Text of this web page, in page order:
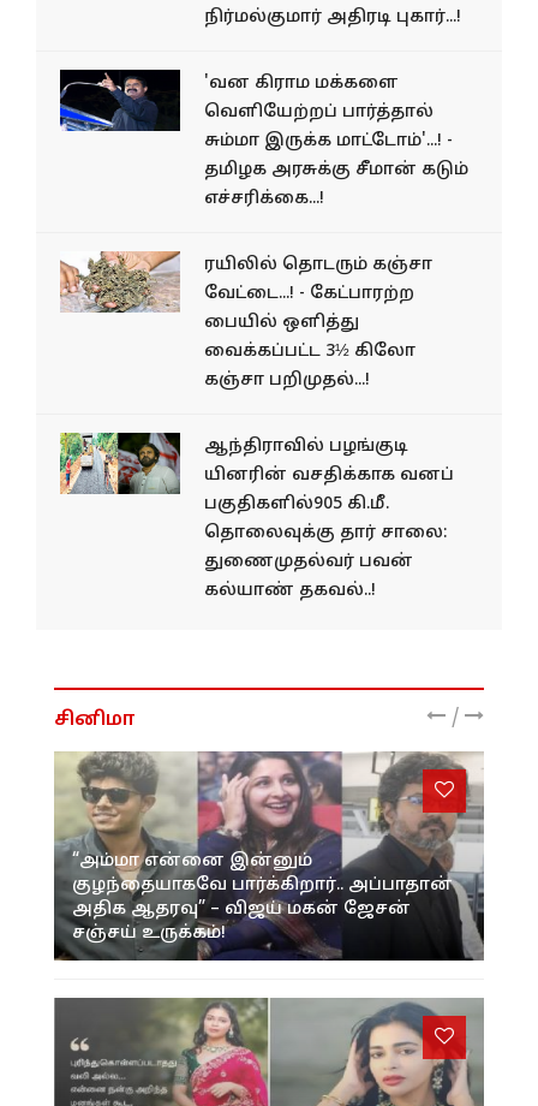
நிர்மல்குமார் அதிரடி புகார்...!
'வன கிராம மக்களை
வெளியேற்றப் பார்த்தால்
சும்மா இருக்க மாட்டோம்'...! -
தமிழக அரசுக்கு சீமான் கடும்
எச்சரிக்கை...!
ரயிலில் தொடரும் கஞ்சா
வேட்டை...! - கேட்பாரற்ற
பையில் ஒளித்து
வைக்கப்பட்ட 3½ கிலோ
கஞ்சா பறிமுதல்...!
ஆந்திராவில் பழங்​குடி​
யினரின் வசதிக்​காக வனப்​
பகு​தி​களில்905 கி.மீ.
தொலைவுக்கு தார் சாலை:
துணைமுதல்வர் பவன்
கல்யாண் தகவல்..!
சினிமா /
“அம்மா என்னை இன்னும்
குழந்தையாகவே பார்க்கிறார்.. அப்பாதான்
அதிக ஆதரவு” – விஜய் மகன் ஜேசன்
சஞ்சய் உருக்கம்!